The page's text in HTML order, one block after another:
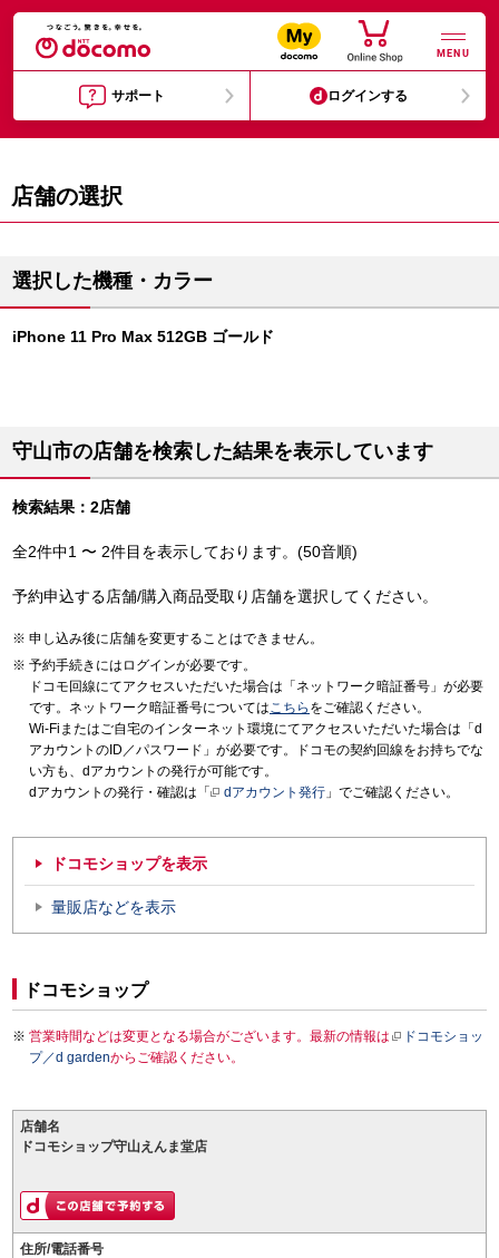
MENU
サポート ログインする
店舗の選択
選択した機種・カラー
iPhone 11 Pro Max 512GB ゴールド
守山市の店舗を検索した結果を表示しています
検索結果：2店舗
全2件中1 〜 2件目を表示しております。(50音順)
予約申込する店舗/購入商品受取り店舗を選択してください。
申し込み後に店舗を変更することはできません。
予約手続きにはログインが必要です。
ドコモ回線にてアクセスいただいた場合は「ネットワーク暗証番号」が必要
です。ネットワーク暗証番号についてはこちら をご確認ください。
Wi-Fiまたはご自宅のインターネット環境にてアクセスいただいた場合は「d
アカウントのID／パスワード」が必要です。ドコモの契約回線をお持ちでな
い方も、dアカウントの発行が可能です。
dアカウントの発行・確認は「
dアカウント発行 」でご確認ください。
ドコモショップを表示
量販店などを表示
ドコモショップ
営業時間などは変更となる場合がございます。最新の情報は
ドコモショッ
プ／d gardenからご確認ください。
店舗名
ドコモショップ守山えんま堂店
住所/電話番号